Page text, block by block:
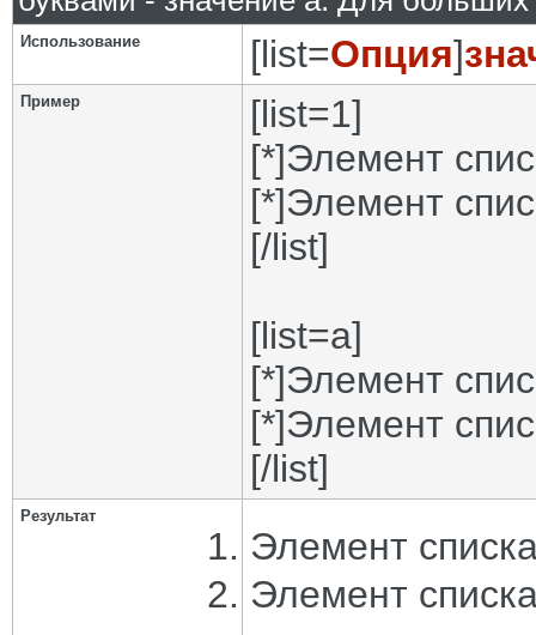
Использование [list=Опция]
Пример
[list=1]
[*]Элемент
[*]Элемент
[/list]
[list=a]
[*]Элемент
[*]Элемент
[/list]
Результат
Элемент
Элемент